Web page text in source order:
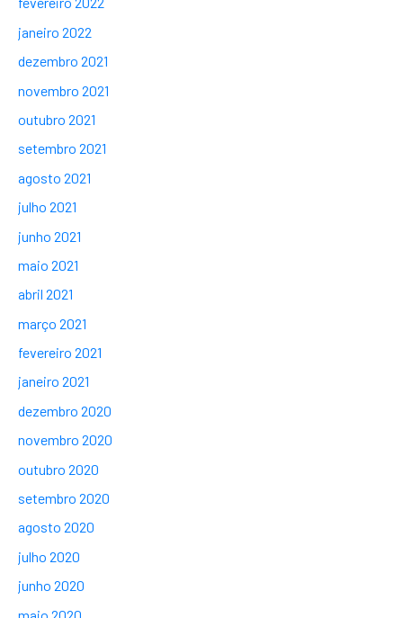
janeiro 2022
dezembro 2021
novembro 2021
outubro 2021
setembro 2021
agosto 2021
julho 2021
junho 2021
maio 2021
abril 2021
março 2021
fevereiro 2021
janeiro 2021
dezembro 2020
novembro 2020
outubro 2020
setembro 2020
agosto 2020
julho 2020
junho 2020
maio 2020